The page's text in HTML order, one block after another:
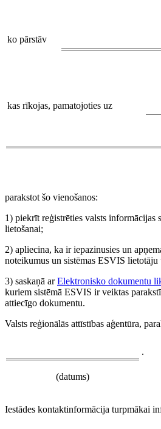
ko pārstāv
kas rīkojas, pamatojoties uz
parakstot šo vienošanos:
1) piekrīt reģistrēties valsts informācijas
lietošanai;
2) apliecina, ka ir iepazinusies un
noteikumus un sistēmas ESVIS
3) saskaņā arElektronisko dokumentu
kuriem sistēmā ESVIS ir veiktas
attiecīgo dokumentu.
Valsts reģionālās attīstības aģentūra,
.
(datums)
Iestādes kontaktinformācija turpmākai